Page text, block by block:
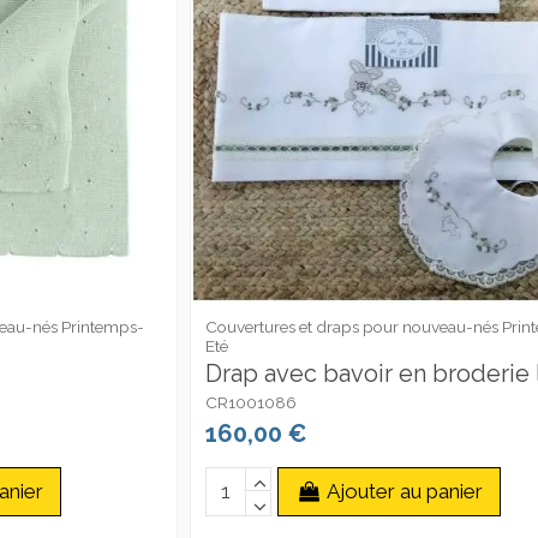
nés Printemps-
Couvertures et draps pour nouveau-nés
Eté
Drap avec bavoir en broderie
CR1001086
160,00 €
Ajouter au panier